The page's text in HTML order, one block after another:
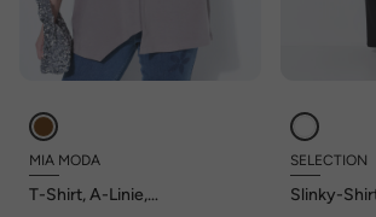
MIA MODA
T-Shirt, A-Linie,
SELECTION
Slinky-